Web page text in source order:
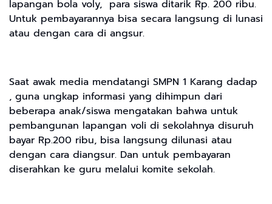
lapangan bola voly, para siswa ditarik Rp. 200 ribu.
Untuk pembayarannya bisa secara langsung di lunasi
atau dengan cara di angsur.
Saat awak media mendatangi SMPN 1 Karang dadap
, guna ungkap informasi yang dihimpun dari
beberapa anak/siswa mengatakan bahwa untuk
pembangunan lapangan voli di sekolahnya disuruh
bayar Rp.200 ribu, bisa langsung dilunasi atau
dengan cara diangsur. Dan untuk pembayaran
diserahkan ke guru melalui komite sekolah.